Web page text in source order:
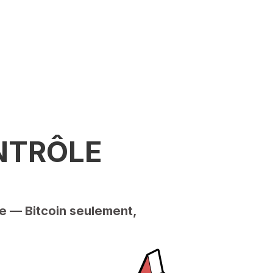
— Bitcoin seulement,